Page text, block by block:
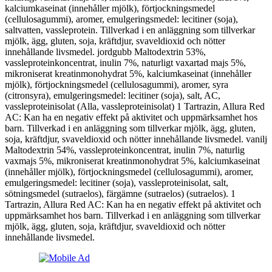
kalciumkaseinat (innehåller mjölk), förtjockningsmedel
(cellulosagummi), aromer, emulgeringsmedel: lecitiner (soja),
saltvatten, vassleprotein. Tillverkad i en anläggning som tillverkar
mjölk, ägg, gluten, soja, kräftdjur, svaveldioxid och nötter
innehållande livsmedel. jordgubb Maltodextrin 53%,
vassleproteinkoncentrat, inulin 7%, naturligt vaxartad majs 5%,
mikroniserat kreatinmonohydrat 5%, kalciumkaseinat (innehåller
mjölk), förtjockningsmedel (cellulosagummi), aromer, syra
(citronsyra), emulgeringsmedel: lecitiner (soja), salt, AC,
vassleproteinisolat (Alla, vassleproteinisolat) 1 Tartrazin, Allura Red
AC: Kan ha en negativ effekt på aktivitet och uppmärksamhet hos
barn. Tillverkad i en anläggning som tillverkar mjölk, ägg, gluten,
soja, kräftdjur, svaveldioxid och nötter innehållande livsmedel. vanilj
Maltodextrin 54%, vassleproteinkoncentrat, inulin 7%, naturlig
vaxmajs 5%, mikroniserat kreatinmonohydrat 5%, kalciumkaseinat
(innehåller mjölk), förtjockningsmedel (cellulosagummi), aromer,
emulgeringsmedel: lecitiner (soja), vassleproteinisolat, salt,
sötningsmedel (sutraelos), färgämne (sutraelos) (sutraelos). 1
Tartrazin, Allura Red AC: Kan ha en negativ effekt på aktivitet och
uppmärksamhet hos barn. Tillverkad i en anläggning som tillverkar
mjölk, ägg, gluten, soja, kräftdjur, svaveldioxid och nötter
innehållande livsmedel.